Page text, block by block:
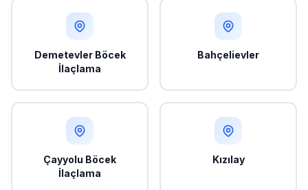
Demetevler Böcek
İlaçlama
Bahçelievler
Çayyolu Böcek
İlaçlama
Kızılay